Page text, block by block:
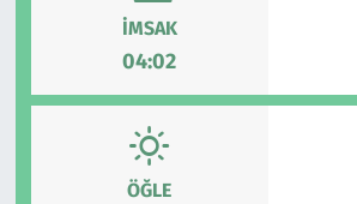
İMSAK
04:02
ÖĞLE
Yazarlar
Malkara